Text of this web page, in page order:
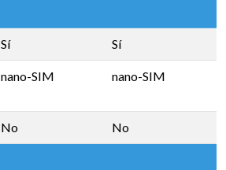
Sí Sí
nano-SIM nano-SIM
No No